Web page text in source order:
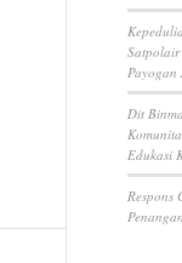
Satpolair
Dit
Edukasi
Respons